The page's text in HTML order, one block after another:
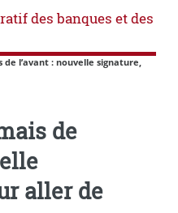
des banques et des
de l’avant : nouvelle signature,
de
aller de